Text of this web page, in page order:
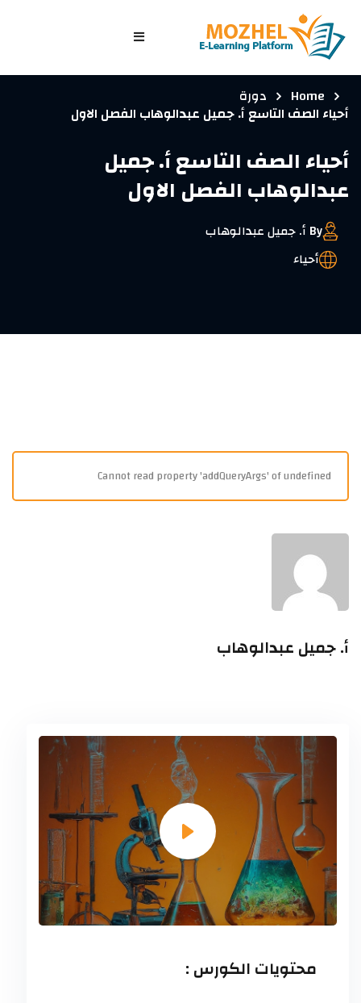
الرئيسية
الصفوف
الاختبارات
Home دورة
أحياء الصف التاسع أ. جميل عبدالوهاب الفصل الاول
أحياء الصف التاسع أ. جميل
عبدالوهاب الفصل الاول
By أ. جميل عبدالوهاب
أحياء
Cannot read property 'addQueryArgs' of undefined
أ. جميل عبدالوهاب
محتويات الكورس :